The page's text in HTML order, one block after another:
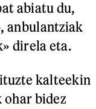
abiatu du,
anbulantziak
direla eta.
kalteekin
bidez